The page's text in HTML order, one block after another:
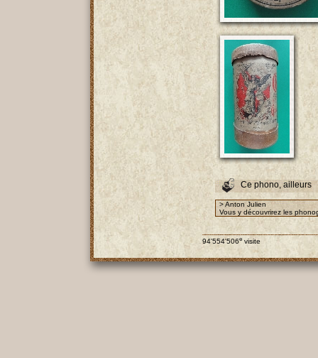
Ce phono, ailleurs
> Anton Julien
Vous y découvrirez les
94'554'506e visite